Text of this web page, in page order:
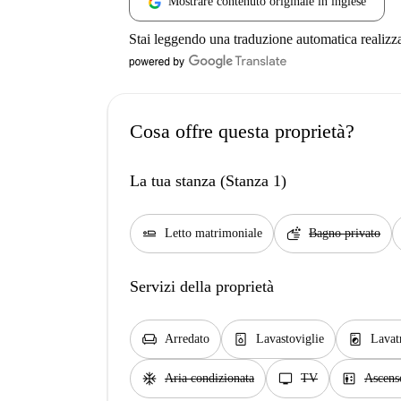
Stai leggendo una traduzione automatica
Cosa offre questa proprietà?
La tua stanza (Stanza 1)
airline_seat_flat Letto matrimoniale soap Bagno privato
Servizi della proprietà
chair Arredato dishwasher_gen Lavastoviglie local_laundry_service
ac_unit Aria condizionata tv TV elevator